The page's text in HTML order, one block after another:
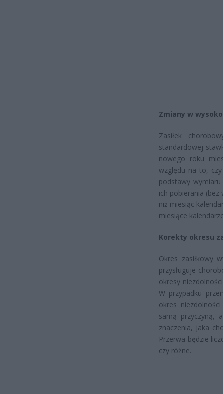
Zmiany w
Zasiłek
standardowej
nowego roku
względu na to,
podstawy
ich pobierania (bez
niż miesiąc
miesiące
Korekty okresu
Okres zasiłkowy
przysługuje
okresy
W przypadku
okres
samą przyczyną,
znaczenia, jaka
Przerwa będzie
czy różne.